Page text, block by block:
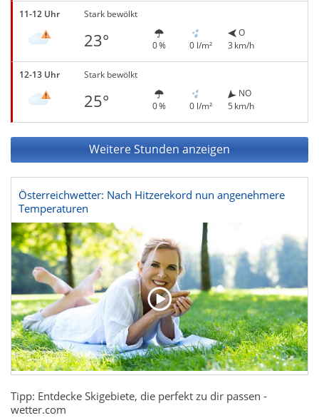
11-12 Uhr Stark bewölkt
23° 0 % 0 l/m²
O
3 km/h
12-13 Uhr Stark bewölkt
25° 0 % 0 l/m²
NO
5 km/h
Weitere Stunden anzeigen
Österreichwetter: Nach Hitzerekord nun angenehmere
Temperaturen
Tipp: Entdecke Skigebiete, die perfekt zu dir passen -
wetter.com